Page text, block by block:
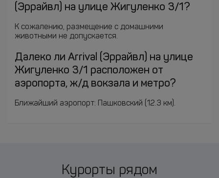
(Эррайвл) на улице Жигуленко 3/1?
К сожалению, размещение с домашними
животными не допускается.
Далеко ли Arrival (Эррайвл) на улице
Жигуленко 3/1 расположен от
аэропорта, ж/д вокзала и метро?
Ближайший аэропорт: Пашковский (12.3 км).
Курорты рядом